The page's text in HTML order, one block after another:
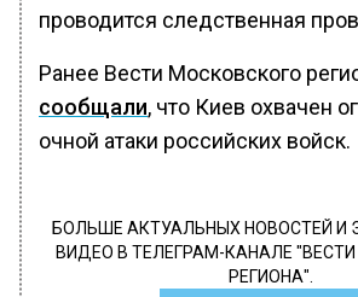
проводится следственная
Ранее Вести Московского
сообщали, что Киев охвачен
очной атаки российских войск.
БОЛЬШЕ АКТУАЛЬНЫХ НОВОСТЕЙ И
ВИДЕО В ТЕЛЕГРАМ-КАНАЛЕ
РЕГИОНА".